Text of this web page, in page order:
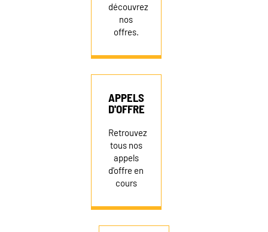
découvrez
nos
offres.
APPELS
D'OFFRE
Retrouvez
tous nos
appels
d'offre en
cours